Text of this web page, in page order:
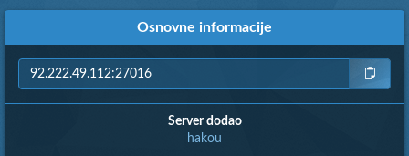
Osnovne informacije
Server dodao
hakou